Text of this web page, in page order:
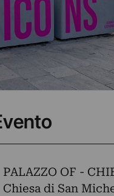
PALAZZO OF -
Chiesa di San